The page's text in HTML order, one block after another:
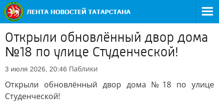
Открыли обновлённый двор дома
№18 по улице Студенческой!
3 июля 2026, 20:46 Паблики
Открыли обновлённый двор дома №18 по улице
Студенческой!